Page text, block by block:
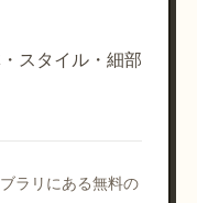
スタイル・細部
ラリにある無料の